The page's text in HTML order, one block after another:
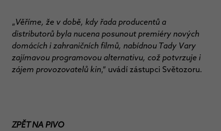
„Věříme, že v době, kdy řada producentů a
distributorů byla nucena posunout premiéry nových
domácích i zahraničních filmů, nabídnou Tady Vary
zajímavou programovou alternativu, což potvrzuje i
zájem provozovatelů kin,“ uvádí zástupci Světozoru.
ZPĚT NA PIVO